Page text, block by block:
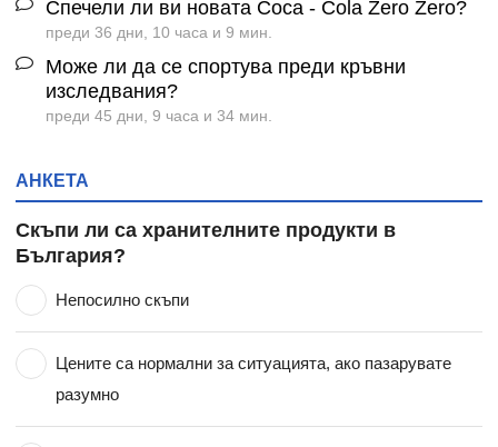
Спечели ли ви новата Coca - Cola Zero Zero?
преди 36 дни, 10 часа и 9 мин.
Може ли да се спортува преди кръвни
изследвания?
преди 45 дни, 9 часа и 34 мин.
АНКЕТА
Скъпи ли са хранителните продукти в
България?
Непосилно скъпи
Цените са нормални за ситуацията, ако пазарувате
разумно